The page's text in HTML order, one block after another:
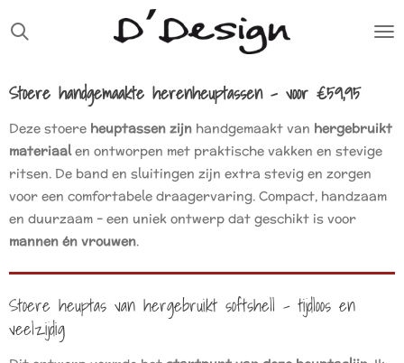
direct
de
hoofdinhoud
Stoere handgemaakte herenheuptassen – voor €59,95
Deze stoere heuptassen zijn handgemaakt van hergebruikt
materiaalen ontworpen met praktische vakken en stevige
ritsen. De band en sluitingen zijn extra stevig en zorgen
voor een comfortabele draagervaring. Compact, handzaam
en duurzaam – een uniek ontwerp dat geschikt is voor
mannen én vrouwen.
Stoere heuptas van hergebruikt softshell – tijdloos en
veelzijdig